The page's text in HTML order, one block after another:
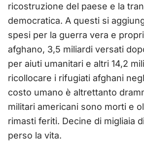
ricostruzione del paese e la
democratica. A questi si
spesi per la guerra vera e
afghano, 3,5 miliardi versati
per aiuti umanitari e altri 14,2
ricollocare i rifugiati afghani
costo umano è altrettanto
militari americani sono morti e
rimasti feriti. Decine di migliaia
perso la vita.